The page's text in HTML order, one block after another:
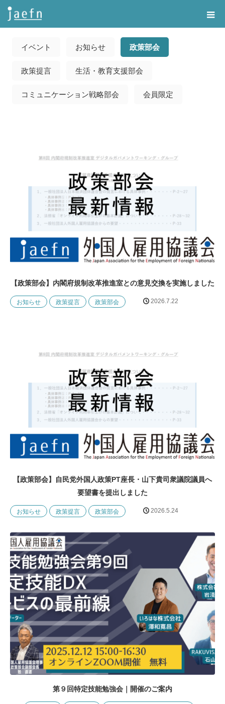
告知・記事一覧
イベント お知らせ 政策部会
政策提言 生活・教育支援部会
コミュニケーション戦略部会 会員限定
【政策部会】内閣府規制改⾰推進室との意⾒交換を実施しました
お知らせ 政策提言 政策部会 2026.7.22
【政策部会】自民党外国人政策PT座長・山下貴司衆議院議員へ
要望書を提出しました
お知らせ 政策提言 政策部会 2026.5.24
第９回特定技能勉強会｜開催のご案内